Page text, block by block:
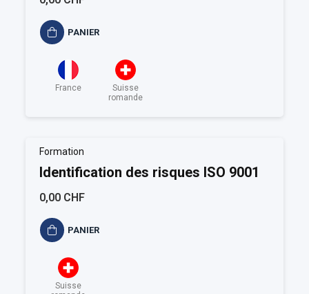
PANIER
France
Suisse
romande
Formation
Identification des risques ISO 9001
0,00 CHF
PANIER
Suisse